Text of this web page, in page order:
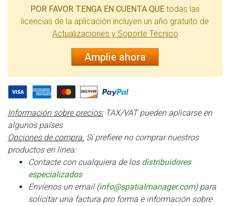
POR FAVOR TENGA EN CUENTA QUE todas las
licencias de la aplicación incluyen un año gratuito de
Actualizaciones y Soporte Técnico
Amplie ahora
Información sobre precios:TAX/VAT pueden aplicarse en
algunos países
Opciones de compra. Si prefiere no comprar nuestros
productos en línea:
Contacte con cualquiera de los distribuidores
especializados
Envíenos un email (info@spatialmanager.com) para
solicitar una factura pro forma e información sobre